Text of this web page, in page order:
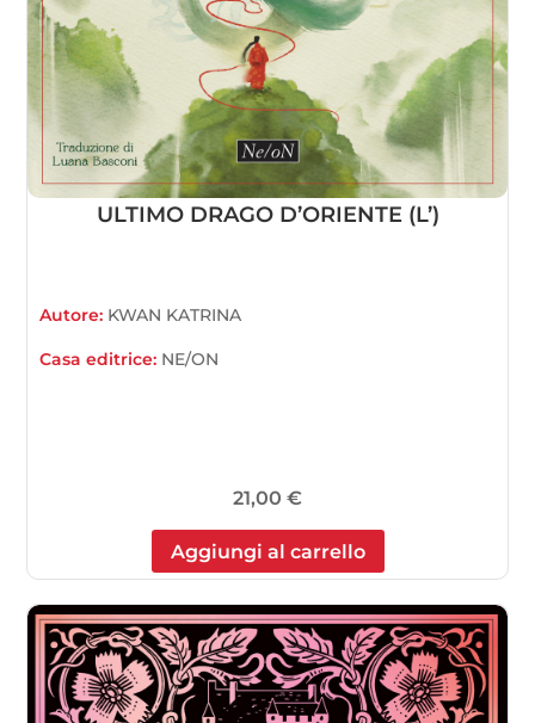
ULTIMO DRAGO D’ORIENTE (L’)
Autore: KWAN KATRINA
Casa editrice: NE/ON
21,00 €
Aggiungi al carrello